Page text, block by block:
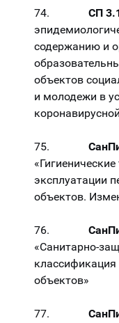
74. СП
содержанию и
объектов
и молодежи в
75.
эксплуатации
объектов.
76.
«Санитарно-
объектов»
77.